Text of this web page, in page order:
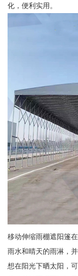
化，便利实用。
移动伸缩雨棚遮阳篷
雨水和晴天的雨淋，
想在阳光下晒太阳，